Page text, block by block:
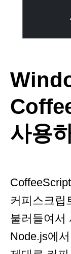
사용
커피스크립
불러들여서
Node.js에